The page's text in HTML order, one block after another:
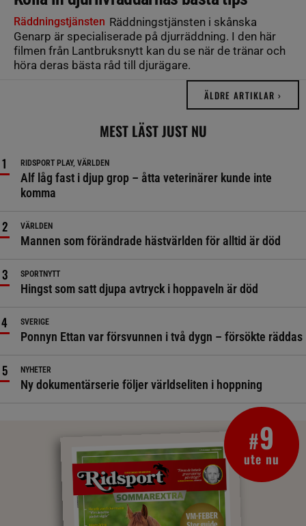
Räddningstjänsten Räddningstjänsten i skånska
Genarp är specialiserade på djurräddning. I den här
filmen från Lantbruksnytt kan du se när de tränar och
höra deras bästa råd till djurägare.
ÄLDRE ARTIKLAR ›
MEST LÄST JUST NU
RIDSPORT PLAY, VÄRLDEN
Alf låg fast i djup grop – åtta veterinärer kunde inte
komma
VÄRLDEN
Mannen som förändrade hästvärlden för alltid är död
SPORTNYTT
Hingst som satt djupa avtryck i hoppaveln är död
SVERIGE
Ponnyn Ettan var försvunnen i två dygn – försökte räddas
NYHETER
Ny dokumentärserie följer världseliten i hoppning
#9
ute nu